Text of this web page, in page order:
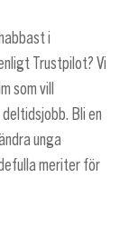
i
Trustpilot? Vi
som vill
Bli en
unga
meriter för